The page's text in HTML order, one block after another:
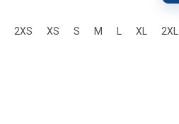
2XS XS S M XL 2XL